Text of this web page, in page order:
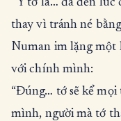
thay vì tránh né
Numan im lặng một
với chính mình:
“Đúng… tớ sẽ kể
mình, người mà tớ